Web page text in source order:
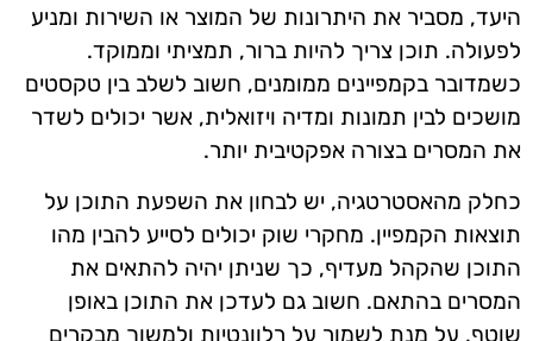
היעד, מסביר את היתרונות של המוצר או השירות ומניע
לפעולה. תוכן צריך להיות ברור, תמציתי וממוקד.
כשמדובר בקמפיינים ממומנים, חשוב לשלב בין טקסטים
מושכים לבין תמונות ומדיה ויזואלית, אשר יכולים לשדר
את המסרים בצורה אפקטיבית יותר.
כחלק מהאסטרטגיה, יש לבחון את השפעת התוכן על
תוצאות הקמפיין. מחקרי שוק יכולים לסייע להבין מהו
התוכן שהקהל מעדיף, כך שניתן יהיה להתאים את
המסרים בהתאם. חשוב גם לעדכן את התוכן באופן
שוטף, על מנת לשמור על רלוונטיות ולמשוך מבקרים